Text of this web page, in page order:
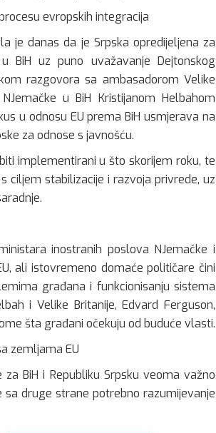
evropskih integracija
je danas da je Srpska opredijeljena za
BiH uz puno uvažavanje Dejtonskog
razgovora sa ambasadorom Velike
u BiH Kristijanom Helbahom
u odnosu EU prema BiH usmjerava na
za odnose s javnošću.
implementirani u što skorijem roku, te
ciljem stabilizacije i razvoja privrede, uz
inostranih poslova NJemačke i
ali istovremeno domaće političare čini
građana i funkcionisanju sistema
i Velike Britanije, Edvard Ferguson,
šta građani očekuju od buduće vlasti.
zemljama EU
BiH i Republiku Srpsku veoma važno
druge strane potrebno razumijevanje